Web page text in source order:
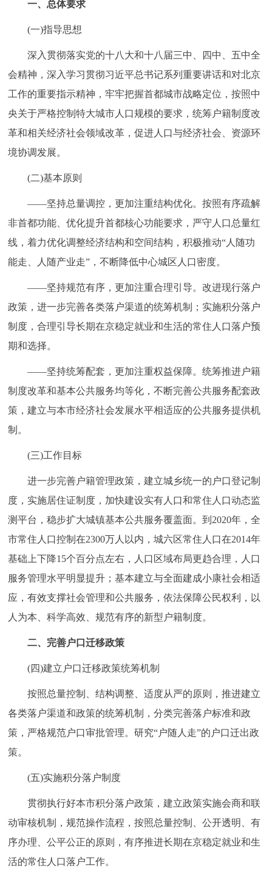
参与调查
走进北京
北京概况 十六区概览 人文北京
绿色北京 图说北京 视频北京
多语种
DEUTSCH FRANÇAIS РУССКИЙ ЯЗЫК
ESPAÑOL العربية PORTUGUÊS
一、总体要求
(一)指导思想
深入贯彻落实党的十八大和十八届三中、四中、五中全
会精神，深入学习贯彻习近平总书记系列重要讲话和对北京
工作的重要指示精神，牢牢把握首都城市战略定位，按照中
央关于严格控制特大城市人口规模的要求，统筹户籍制度改
革和相关经济社会领域改革，促进人口与经济社会、资源环
境协调发展。
(二)基本原则
——坚持总量调控，更加注重结构优化。按照有序疏解
非首都功能、优化提升首都核心功能要求，严守人口总量红
线，着力优化调整经济结构和空间结构，积极推动“人随功
能走、人随产业走”，不断降低中心城区人口密度。
——坚持规范有序，更加注重合理引导。改进现行落户
政策，进一步完善各类落户渠道的统筹机制；实施积分落户
制度，合理引导长期在京稳定就业和生活的常住人口落户预
期和选择。
——坚持统筹配套，更加注重权益保障。统筹推进户籍
制度改革和基本公共服务均等化，不断完善公共服务配套政
策，建立与本市经济社会发展水平相适应的公共服务提供机
制。
(三)工作目标
进一步完善户籍管理政策，建立城乡统一的户口登记制
度，实施居住证制度，加快建设实有人口和常住人口动态监
测平台，稳步扩大城镇基本公共服务覆盖面。到2020年，全
市常住人口控制在2300万人以内，城六区常住人口在2014年
基础上下降15个百分点左右，人口区域布局更趋合理，人口
服务管理水平明显提升；基本建立与全面建成小康社会相适
应，有效支撑社会管理和公共服务，依法保障公民权利，以
人为本、科学高效、规范有序的新型户籍制度。
二、完善户口迁移政策
(四)建立户口迁移政策统筹机制
按照总量控制、结构调整、适度从严的原则，推进建立
各类落户渠道和政策的统筹机制，分类完善落户标准和政
策，严格规范户口审批管理。研究“户随人走”的户口迁出政
策。
(五)实施积分落户制度
贯彻执行好本市积分落户政策，建立政策实施会商和联
动审核机制，规范操作流程，按照总量控制、公开透明、有
序办理、公平公正的原则，有序推进长期在京稳定就业和生
活的常住人口落户工作。